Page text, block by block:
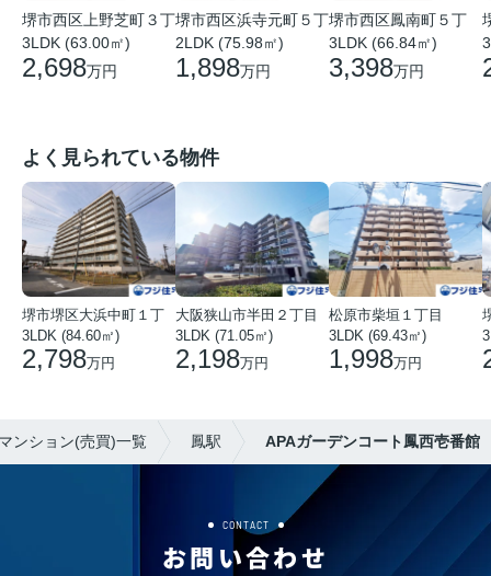
堺市西区上野芝町３丁
3LDK (63.00㎡)
2,698万円
堺市西区浜寺元町５丁
2LDK (75.98㎡)
1,898万円
堺市西区鳳南町５丁
3LDK (66.84㎡)
3,398万円
よく見られている物件
堺市堺区大浜中町１丁
3LDK (84.60㎡)
2,798万円
大阪狭山市半田２丁目
3LDK (71.05㎡)
2,198万円
松原市柴垣１丁目
3LDK (69.43㎡)
1,998万円
ンション(売買)一覧 鳳駅 APAガーデンコート鳳西壱番館
CONTACT
お問い合わせ